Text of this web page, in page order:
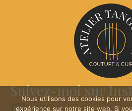
Suivez-moi sur
Nous utilisons des cookies pour
expérience sur notre site web. Si